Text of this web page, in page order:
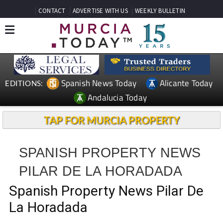
CONTACT ADVERTISE WITH US WEEKLY BULLETIN
EDITIONS: Spanish News Today
Alicante Today
Andalucia Today
TAP FOR MURCIA PROPERTY
SPANISH PROPERTY NEWS
PILAR DE LA HORADADA
Spanish Property News Pilar De
La Horadada